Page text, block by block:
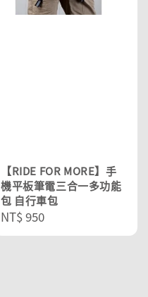
【RIDE FOR MORE】手
機平板筆電三合一多功能
包 自行車包
Regular
price
NT$ 950